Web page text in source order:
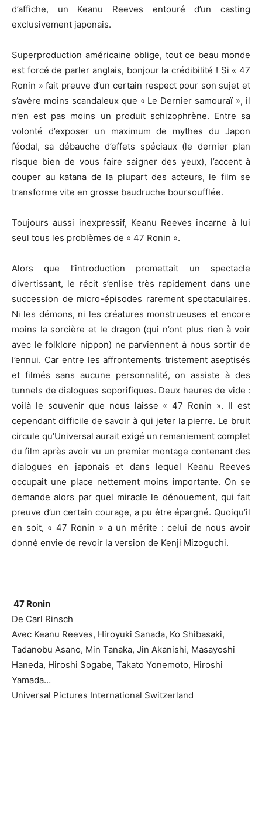
d’affiche, un Keanu Reeves entouré d’un casting
exclusivement japonais.
Superproduction américaine oblige, tout ce beau monde
est forcé de parler anglais, bonjour la crédibilité ! Si « 47
Ronin » fait preuve d’un certain respect pour son sujet et
s’avère moins scandaleux que « Le Dernier samouraï », il
n’en est pas moins un produit schizophrène. Entre sa
volonté d’exposer un maximum de mythes du Japon
féodal, sa débauche d’effets spéciaux (le dernier plan
risque bien de vous faire saigner des yeux), l’accent à
couper au katana de la plupart des acteurs, le film se
transforme vite en grosse baudruche boursoufflée.
Toujours aussi inexpressif, Keanu Reeves incarne à lui
seul tous les problèmes de « 47 Ronin ».
Alors que l’introduction promettait un spectacle
divertissant, le récit s’enlise très rapidement dans une
succession de micro-épisodes rarement spectaculaires.
Ni les démons, ni les créatures monstrueuses et encore
moins la sorcière et le dragon (qui n’ont plus rien à voir
avec le folklore nippon) ne parviennent à nous sortir de
l’ennui. Car entre les affrontements tristement aseptisés
et filmés sans aucune personnalité, on assiste à des
tunnels de dialogues soporifiques. Deux heures de vide :
voilà le souvenir que nous laisse « 47 Ronin ». Il est
cependant difficile de savoir à qui jeter la pierre. Le bruit
circule qu’Universal aurait exigé un remaniement complet
du film après avoir vu un premier montage contenant des
dialogues en japonais et dans lequel Keanu Reeves
occupait une place nettement moins importante. On se
demande alors par quel miracle le dénouement, qui fait
preuve d’un certain courage, a pu être épargné. Quoiqu’il
en soit, « 47 Ronin » a un mérite : celui de nous avoir
donné envie de revoir la version de Kenji Mizoguchi.
47 Ronin
De Carl Rinsch
Avec Keanu Reeves, Hiroyuki Sanada, Ko Shibasaki,
Tadanobu Asano, Min Tanaka, Jin Akanishi, Masayoshi
Haneda, Hiroshi Sogabe, Takato Yonemoto, Hiroshi
Yamada…
Universal Pictures International Switzerland